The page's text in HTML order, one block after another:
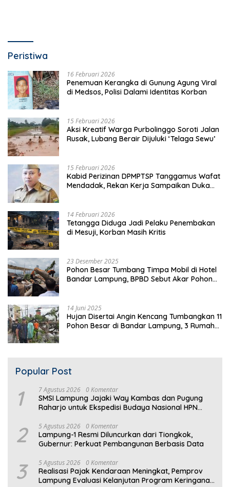
Peristiwa
16 Februari 2026
Penemuan Kerangka di Gunung Agung Viral
di Medsos, Polisi Dalami Identitas Korban
15 Februari 2026
Aksi Kreatif Warga Purbolinggo Soroti Jalan
Rusak, Lubang Berair Dijuluki ‘Telaga Sewu’
15 Februari 2026
Kabid Perizinan DPMPTSP Tanggamus Wafat
Mendadak, Rekan Kerja Sampaikan Duka
14 Februari 2026
Tetangga Diduga Jadi Pelaku Penembakan
di Mesuji, Korban Masih Kritis
23 Desember 2025
Pohon Besar Tumbang Timpa Mobil di Hotel
Bandar Lampung, BPBD Sebut Akar Pohon
14 Juni 2025
Hujan Disertai Angin Kencang Tumbangkan 11
Pohon Besar di Bandar Lampung, 3 Rumah
Popular Post
1 7 Agustus 2026 0 Komentar
SMSI Lampung Jajaki Way Kambas dan Pugung
Raharjo untuk Ekspedisi Budaya Nasional HPN
2 5 Agustus 2026 0 Komentar
Lampung-1 Resmi Diluncurkan dari Tiongkok,
Gubernur: Perkuat Pembangunan Berbasis Data
3 5 Agustus 2026 0 Komentar
Realisasi Pajak Kendaraan Meningkat, Pemprov
Lampung Evaluasi Kelanjutan Program Keringanan